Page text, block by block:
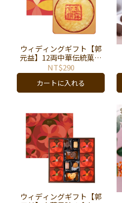
ウィディングギフト【郭
元益】12両中華伝統菓子
シリーズ
NT$290
カートに入れる
ウィディングギフト【郭